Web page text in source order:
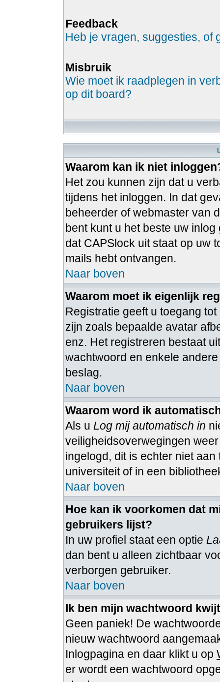
Feedback
Heb je vragen, suggesties, of
Misbruik
Wie moet ik raadplegen in
op dit board?
Waarom kan ik niet
Het zou kunnen zijn dat u
tijdens het inloggen. In dat
beheerder of webmaster van
bent kunt u het beste uw
dat CAPSlock uit staat op uw
mails hebt ontvangen.
Naar boven
Waarom moet ik eigenlijk
Registratie geeft u toegang
zijn zoals bepaalde avatar
enz. Het registreren bestaat
wachtwoord en enkele
beslag.
Naar boven
Waarom word ik
Als u Log mij automatisch in
veiligheidsoverwegingen
ingelogd, dit is echter niet
universiteit of in een
Naar boven
Hoe kan ik voorkomen dat
gebruikers lijst?
In uw profiel staat een optie
dan bent u alleen zichtbaar
verborgen gebruiker.
Naar boven
Ik ben mijn wachtwoord
Geen paniek! De
nieuw wachtwoord
Inlogpagina en daar klikt u op
er wordt een wachtwoord